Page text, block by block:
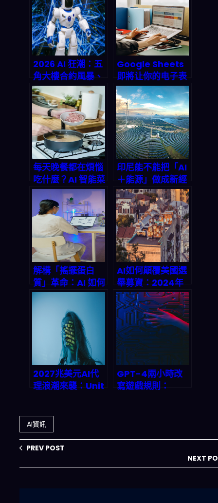
2026 AI 狂潮：五
角大樓合約風暴、
OpenClaw 危機
與晶片荒，AI 代理
安全漏洞如何重塑
科技
Oligarchy？
Google Sheets
即將让你的电子表
格自己会「想」？
Gemini 突破性整
合揭示办公软件的
ai终局
每天晚餐都在煩惱
吃什麼？AI 智能菜
單生成器讓你 30
秒搞定三餸一湯
印尼能不能把「AI
＋能源」做成新經
濟槓桿？從治理、
數據開放到風險管
控的實戰解法
解構「搖擺蛋白
質」革命：AI 如何
破解药物研发60年
死循环，点亮
\$40B 产业新蓝
AI如何顛覆美國選
舉募資：2024年
數據揭示的自动化
贏家策略
2027兆美元AI代
理浪潮來襲：Unit
模組化防護藍圖
GPT-4兩小時改
寫遊戲規則：
AI資訊
PREV POST
NEXT